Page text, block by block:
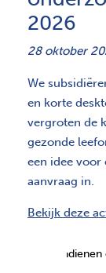
2026
28 oktober
We
en korte
vergroten de
gezonde
een idee voor
aanvraag in.
Bekijk deze